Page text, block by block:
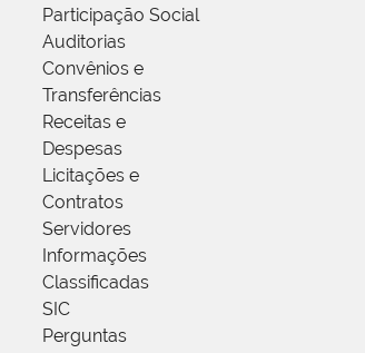
Participação Social
Auditorias
Convênios e
Transferências
Receitas e
Despesas
Licitações e
Contratos
Servidores
Informações
Classificadas
SIC
Perguntas